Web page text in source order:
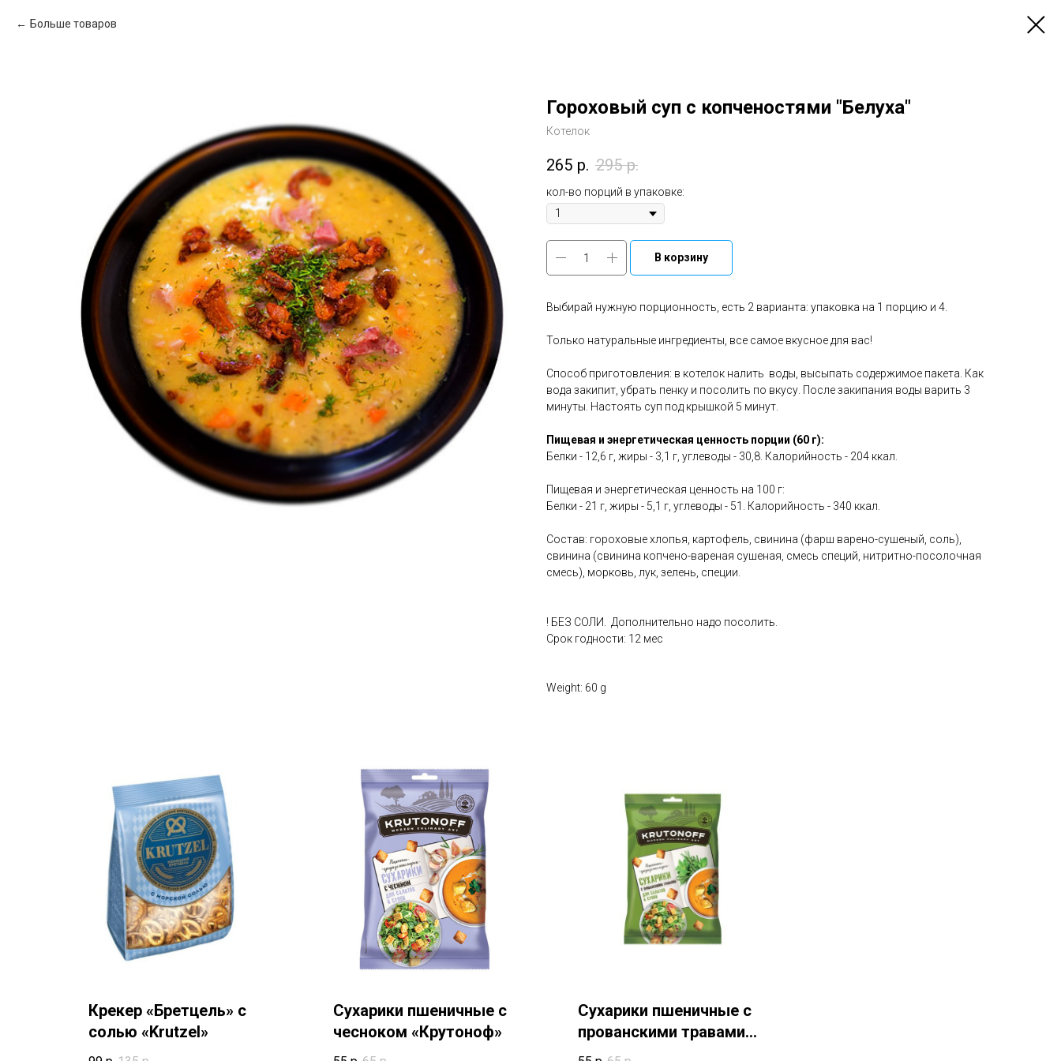
Больше товаров
Гороховый суп с копченостями "Белуха"
Котелок
265 р. 295 р.
кол-во порций в упаковке:
В корзину
Выбирай нужную порционность, есть 2 варианта: упаковка на 1 порцию и 4.
Только натуральные ингредиенты, все самое вкусное для вас!
Способ приготовления: в котелок налить воды, высыпать содержимое пакета. Как
вода закипит, убрать пенку и посолить по вкусу. После закипания воды варить 3
минуты. Настоять суп под крышкой 5 минут.
Пищевая и энергетическая ценность порции (60 г):
Белки - 12,6 г, жиры - 3,1 г, углеводы - 30,8. Калорийность - 204 ккал.
Пищевая и энергетическая ценность на 100 г:
Белки - 21 г, жиры - 5,1 г, углеводы - 51. Калорийность - 340 ккал.
Состав: гороховые хлопья, картофель, свинина (фарш варено-сушеный, соль),
свинина (свинина копчено-вареная сушеная, смесь специй, нитритно-посолочная
смесь), морковь, лук, зелень, специи.
! БЕЗ СОЛИ. Дополнительно надо посолить.
Срок годности: 12 мес
Weight: 60 g
Крекер «Бретцель» с
солью «Krutzel»
Сухарики пшеничные с
чесноком «Крутоноф»
Сухарики пшеничные с
прованскими травами
«Крутоноф»